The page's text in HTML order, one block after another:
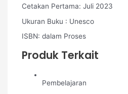
Cetakan Pertama: Juli 2023
Ukuran Buku : Unesco
ISBN: dalam Proses
Produk Terkait
Pembelajaran